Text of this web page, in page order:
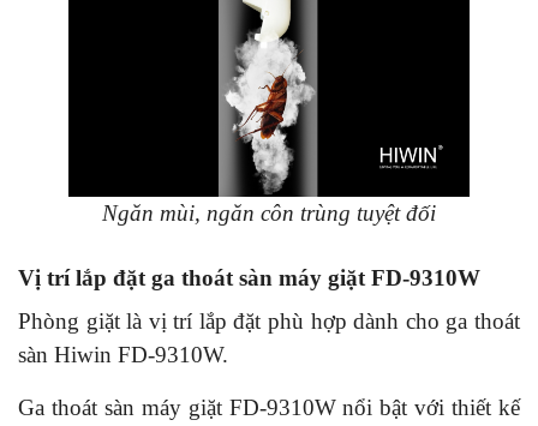
Ngăn mùi, ngăn côn trùng tuyệt đối
Vị trí lắp đặt ga thoát sàn máy giặt FD-9310W
Phòng giặt là vị trí lắp đặt phù hợp dành cho ga thoát
sàn Hiwin FD-9310W.
Ga thoát sàn máy giặt FD-9310W nổi bật với thiết kế